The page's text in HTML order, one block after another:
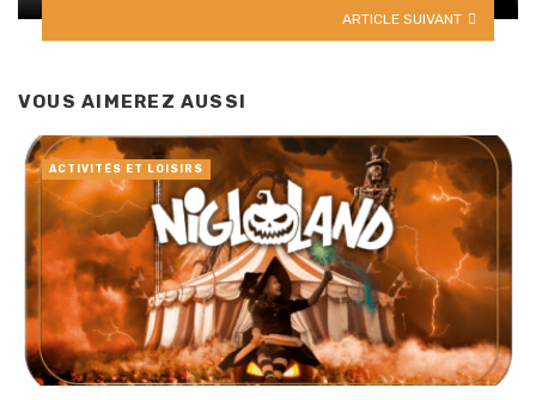
ARTICLE SUIVANT
VOUS AIMEREZ AUSSI
ACTIVITÉS ET LOISIRS